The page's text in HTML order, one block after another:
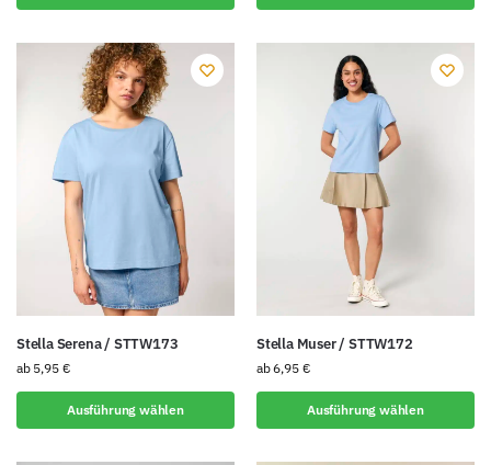
Stella Serena / STTW173
ab 5,95 €
Ausführung wählen
Stella Muser / STTW172
ab6,95 €
Ausführung wählen